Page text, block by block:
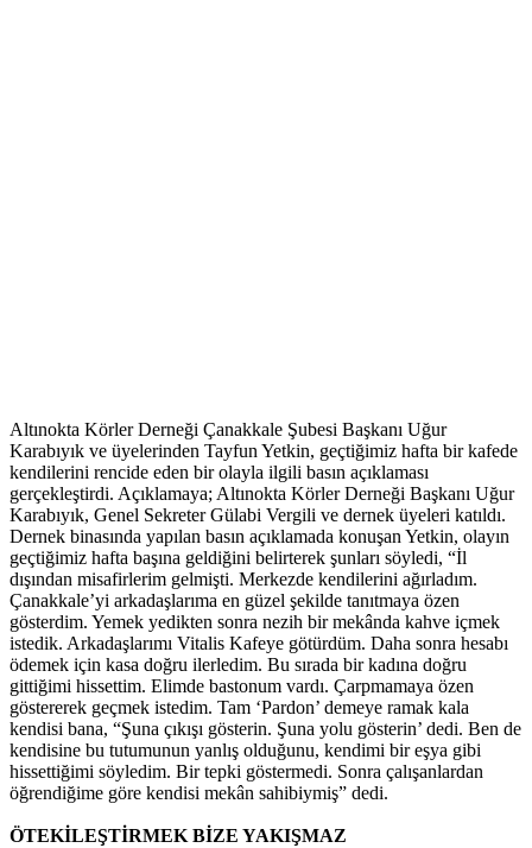
Altınokta Körler Derneği Çanakkale Şubesi Başkanı Uğur
Karabıyık ve üyelerinden Tayfun Yetkin, geçtiğimiz hafta bir kafede
kendilerini rencide eden bir olayla ilgili basın açıklaması
gerçekleştirdi. Açıklamaya; Altınokta Körler Derneği Başkanı Uğur
Karabıyık, Genel Sekreter Gülabi Vergili ve dernek üyeleri katıldı.
Dernek binasında yapılan basın açıklamada konuşan Yetkin, olayın
geçtiğimiz hafta başına geldiğini belirterek şunları söyledi, “İl
dışından misafirlerim gelmişti. Merkezde kendilerini ağırladım.
Çanakkale’yi arkadaşlarıma en güzel şekilde tanıtmaya özen
gösterdim. Yemek yedikten sonra nezih bir mekânda kahve içmek
istedik. Arkadaşlarımı Vitalis Kafeye götürdüm. Daha sonra hesabı
ödemek için kasa doğru ilerledim. Bu sırada bir kadına doğru
gittiğimi hissettim. Elimde bastonum vardı. Çarpmamaya özen
göstererek geçmek istedim. Tam ‘Pardon’ demeye ramak kala
kendisi bana, “Şuna çıkışı gösterin. Şuna yolu gösterin’ dedi. Ben de
kendisine bu tutumunun yanlış olduğunu, kendimi bir eşya gibi
hissettiğimi söyledim. Bir tepki göstermedi. Sonra çalışanlardan
öğrendiğime göre kendisi mekân sahibiymiş” dedi.
ÖTEKİLEŞTİRMEK BİZE YAKIŞMAZ